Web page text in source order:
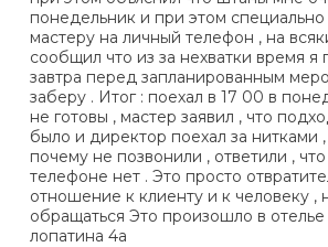
понедельник и при этом специально
мастеру на личный телефон , на
сообщил что из за нехватки время я
завтра перед запланированным
заберу . Итог : поехал в 17 00 в
не готовы , мастер заявил , что
было и директор поехал за нитками
почему не позвонили , ответили ,
телефоне нет . Это просто
отношение к клиенту и к человеку ,
обращаться Это произошло в отелье
лопатина 4а